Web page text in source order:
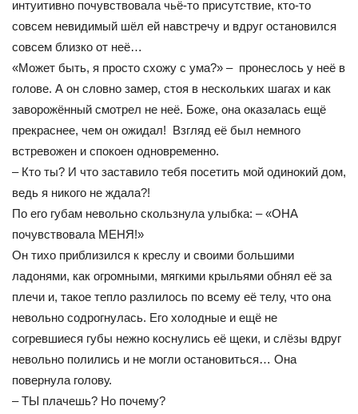
интуитивно почувствовала чьё-то присутствие, кто-то
совсем невидимый шёл ей навстречу и вдруг остановился
совсем близко от неё…
«Может быть, я просто схожу с ума?» – пронеслось у неё в
голове. А он словно замер, стоя в нескольких шагах и как
заворожённый смотрел не неё. Боже, она оказалась ещё
прекраснее, чем он ожидал! Взгляд её был немного
встревожен и спокоен одновременно.
– Кто ты? И что заставило тебя посетить мой одинокий дом,
ведь я никого не ждала?!
По его губам невольно скользнула улыбка: – «ОНА
почувствовала МЕНЯ!»
Он тихо приблизился к креслу и своими большими
ладонями, как огромными, мягкими крыльями обнял её за
плечи и, такое тепло разлилось по всему её телу, что она
невольно содрогнулась. Его холодные и ещё не
согревшиеся губы нежно коснулись её щеки, и слёзы вдруг
невольно полились и не могли остановиться… Она
повернула голову.
– ТЫ плачешь? Но почему?